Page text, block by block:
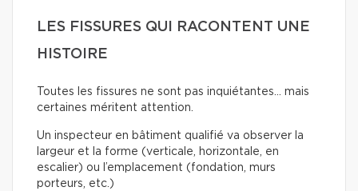
LES FISSURES QUI RACONTENT UNE
HISTOIRE
Toutes les fissures ne sont pas inquiétantes… mais
certaines méritent attention.
Un inspecteur en bâtiment qualifié va observer la
largeur et la forme (verticale, horizontale, en
escalier) ou l’emplacement (fondation, murs
porteurs, etc.)